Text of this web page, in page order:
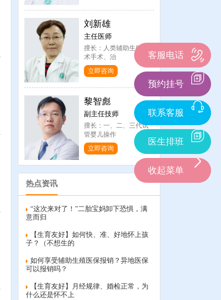
刘新雄
主任医师
擅长：人类辅助生殖技
术手术、治
立即咨询
黎智彪
副主任技师
擅长：一、二、三代试
管婴儿操作
立即咨询
热点资讯
“这次来对了！”二胎宝妈卸下恐惧，满
意而归
【生育友好】如何快、准、好地怀上孩
子？（不想生的
如何享受辅助生殖医保报销？异地医保
可以报销吗？
【生育友好】月经规律、婚检正常，为
什么还是怀不上
客服电话
预约挂号
联系客服
医生排班
收起菜单